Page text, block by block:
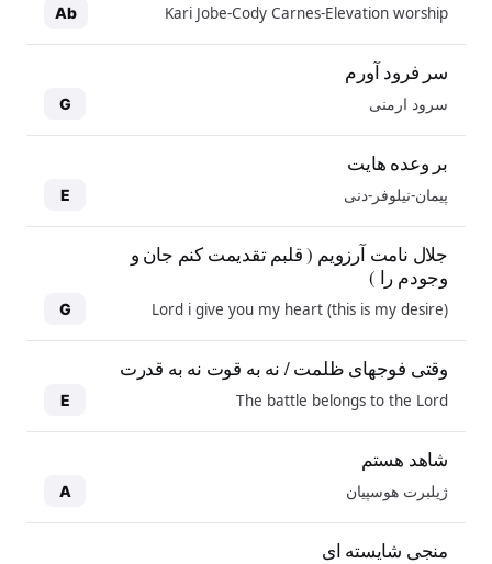
Kari Jobe-Cody Carnes-Elevation worship
Ab
سر فرود آورم
سرود ارمنی G
بر وعده هایت
پیمان-نیلوفر-دنی E
جلال نامت آرزویم ( قلبم تقدیمت کنم جان و
وجودم را )
Lord i give you my heart (this is my desire)
G
وقتی فوجهای ظلمت / نه به قوت نه به قدرت
The battle belongs to the Lord
E
شاهد هستم
ژیلبرت هوسپیان A
منجی شایسته ای